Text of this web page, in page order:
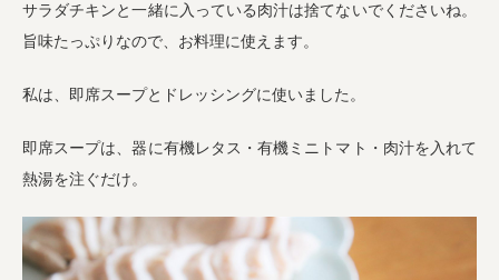
サラダチキンと一緒に入っている肉汁は捨てないでくださいね。
旨味たっぷりなので、お料理に使えます。
私は、即席スープとドレッシングに使いました。
即席スープは、器に有機レタス・有機ミニトマト・肉汁を入れて
熱湯を注ぐだけ。